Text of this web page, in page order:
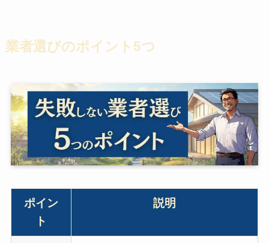
業者選びのポイント5つ
ポイン
ト
説明